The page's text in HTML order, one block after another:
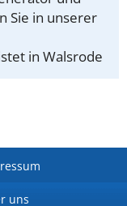
Sie in unserer
in Walsrode
uns